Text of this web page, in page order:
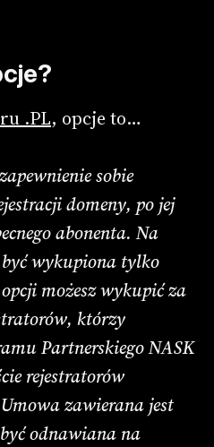
.PL, opcje to…
sobie
domeny, po jej
abonenta. Na
wykupiona tylko
możesz wykupić za
którzy
Partnerskiego NASK
rejestratorów
zawierana jest
odnawiana na